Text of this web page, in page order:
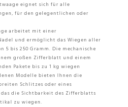
eignet sich für alle
für den gelegentlichen oder
arbeitet mit einer
und ermöglicht das Wiegen aller
5 bis 250 Gramm. Die mechanische
großen Zifferblatt und einem
Pakete bis zu 1 kg wiegen
Modelle bieten Ihnen die
Schlitzes oder eines
das die Sichtbarkeit des Zifferblatts
zu wiegen.